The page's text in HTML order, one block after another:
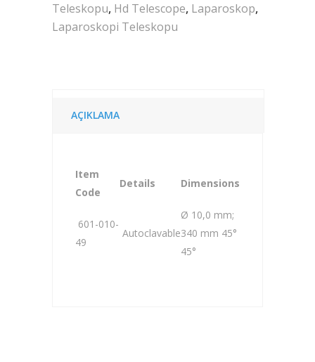
Teleskopu, Hd Telescope, Laparoskop,
Laparoskopi Teleskopu
AÇIKLAMA
Item
Code
Details Dimensions
601-010-
49
Autoclavable
Ø 10,0 mm;
340 mm 45°
45°